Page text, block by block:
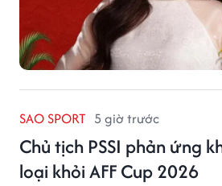
SAO SPORT 5 giờ trước
Chủ tịch PSSI phản ứng
loại khỏi AFF Cup 2026